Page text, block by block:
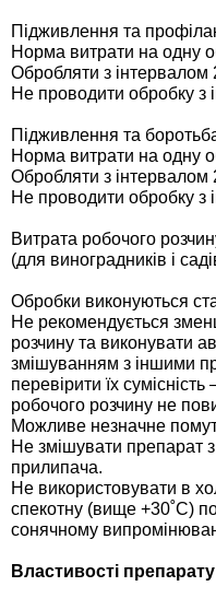
Підживлення та
Норма витрати на одну
Обробляти з інтервалом
Не проводити обробку з
Підживлення та
Норма витрати на одну
Обробляти з інтервалом
Не проводити обробку з
Витрата робочого
(для виноградників і
Обробки виконуються
Не рекомендується
розчину та виконувати
змішуванням з іншими
перевірити їх
робочого розчину не
Можливе незначне
Не змішувати препарат
прилипача.
Не використовувати в
спекотну (вище +30˚С)
сонячному
Властивості